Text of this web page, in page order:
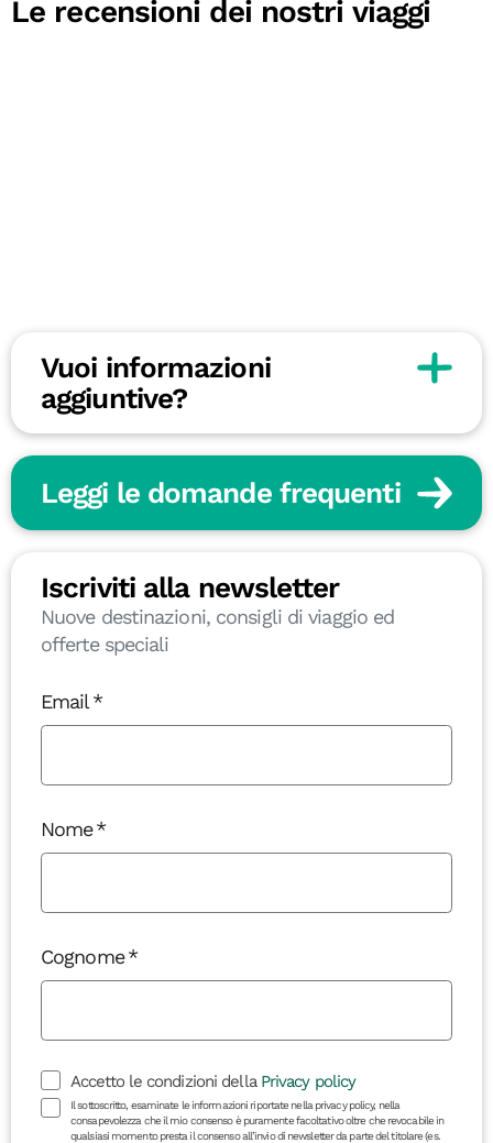
Le recensioni dei nostri viaggi
Vuoi informazioni
aggiuntive?
Leggi le domande frequenti
Iscriviti alla newsletter
Nuove destinazioni, consigli di viaggio ed
offerte speciali
Email
Nome
Cognome
Accetto le condizioni della Privacy policy
Il sottoscritto, esaminate le informazioni riportate nella privacy policy, nella
consapevolezza che il mio consenso è puramente facoltativo oltre che revocabile in
qualsiasi momento presta il consenso all’invio di newsletter da parte del titolare (es.